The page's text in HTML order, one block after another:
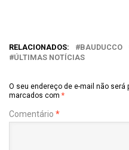
RELACIONADOS: BAUDUCCO
ÚLTIMAS NOTÍCIAS
O seu endereço de e-mail não será
marcados com *
Comentário *